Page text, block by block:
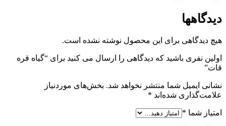
دیدگاهها
هیچ دیدگاهی برای این محصول نوشته نشده است.
اولین نفری باشید که دیدگاهی را ارسال می کنید برای “گیاه قره
قات”
نشانی ایمیل شما منتشر نخواهد شد. بخش‌های موردنیاز
علامت‌گذاری شده‌اند *
امتیاز شما *